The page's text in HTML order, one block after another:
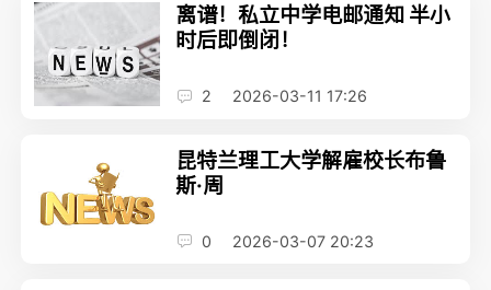
离谱！私立中学电邮通知 半小
时后即倒闭！
2 2026-03-11 17:26
昆特兰理工大学解雇校长布鲁
斯·周
0 2026-03-07 20:23